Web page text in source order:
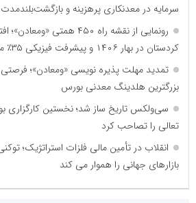
سرمایه در معدنکاری پرهزینه و بازگشت‌بلندمدت
رونمایی از نقشه راه ۴۵۰ همتی
کردستان در بهار ۱۴۰۶ و پیشرفت فیزیکی ۳۵٪ مس جانجا
تمدید مهلت پذیره نویسی «ومعادن»؛ فرصتی
بزرگترین هلدینگ معدنی بورس
سی‌ولکس تاریخ ساز شد؛ نخستین کارگزاری
تعالی را تصاحب کرد
انقلاب در تأمین مالی فلزات استراتژیک؛
بازارهای جهانی را هموار می کند